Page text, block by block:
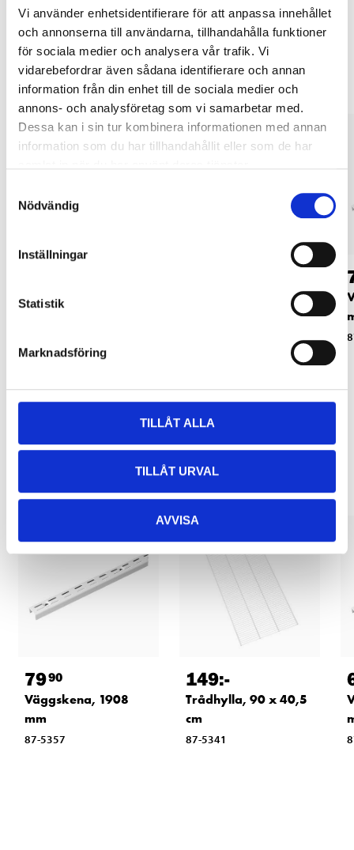
Vi använder enhetsidentifierare för att anpassa innehållet
och annonserna till användarna, tillhandahålla funktioner
för sociala medier och analysera vår trafik. Vi
vidarebefordrar även sådana identifierare och annan
information från din enhet till de sociala medier och
annons- och analysföretag som vi samarbetar med.
Dessa kan i sin tur kombinera informationen med annan
information som du har tillhandahållit eller som de har
Nödvändig
Inställningar
Statistik
Marknadsföring
TILLÅT ALLA
TILLÅT URVAL
AVVISA
Andra kunder köpte också
Trådhylla, 90 x 40,5
Bärlist, 1015 x 50 mm
Relaterade produkter
7990
Väggskena, 1908
mm
87-5357
149:-
Trådhylla, 90 x 40,5
cm
87-5341